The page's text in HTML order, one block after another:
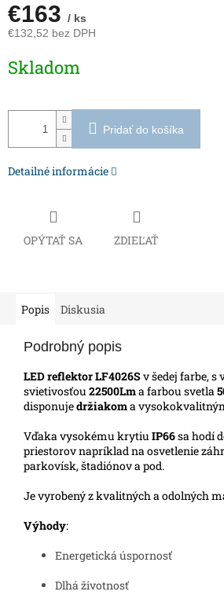
€163 / ks
€132,52 bez DPH
cena:
Skladom
Pridať do košíka
Detailné informácie
OPÝTAŤ SA ZDIEĽAŤ
Popis Diskusia
Podrobný popis
LED reflektor LF4026S v šedej farbe, s
svietivosťou 22500Lma farbou svetla
disponujedržiakoma
Vďaka vysokému krytiu IP66sa hodí
priestorov napríklad na osvetlenie
parkovísk, štadiónov a pod.
Je vyrobený z kvalitných a odolných
Výhody:
Energetická úspornosť
Dlhá životnosť